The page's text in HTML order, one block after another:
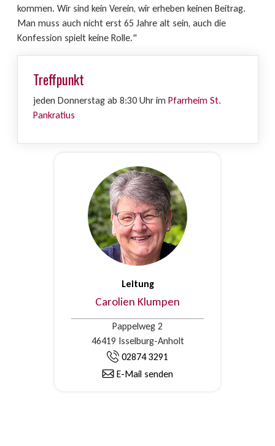
kommen. Wir sind kein Verein, wir erheben keinen Beitrag.
Man muss auch nicht erst 65 Jahre alt sein, auch die
Konfession spielt keine Rolle."
Treffpunkt
jeden Donnerstag ab 8:30 Uhr im Pfarrheim St.
Pankratius
Leitung
Carolien Klumpen
Pappelweg 2
46419 Isselburg-Anholt
02874 3291
E-Mail senden